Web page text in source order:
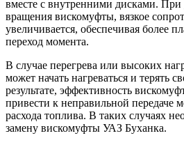
вместе с внутренними дисками. При
вращения вискомуфты, вязкое
увеличивается, обеспечивая более
переход момента.
В случае перегрева или высоких
может начать нагреваться и терять
результате, эффективность
привести к неправильной
расхода топлива. В таких случаях
замену вискомуфты УАЗ Буханка.